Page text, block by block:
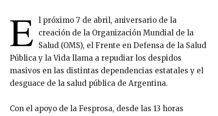
E l próximo 7 de abril, aniversario de la
creación de la Organización Mundial de la
Salud (OMS), el Frente en Defensa de la Salud
Pública y la Vida llama a repudiar los despidos
masivos en las distintas dependencias estatales y el
desguace de la salud pública de Argentina.
Con el apoyo de la Fesprosa, desde las 13 horas